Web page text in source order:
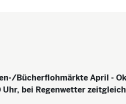
Bücherflohmärkte April -
Uhr, bei Regenwetter